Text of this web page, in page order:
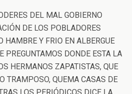
DEL MAL GOBIERNO
DE LOS POBLADORES
HAMBRE Y FRIO EN ALBERGUE
PREGUNTAMOS DONDE ESTA LA
HERMANOS ZAPATISTAS, QUE
TRAMPOSO, QUEMA CASAS DE